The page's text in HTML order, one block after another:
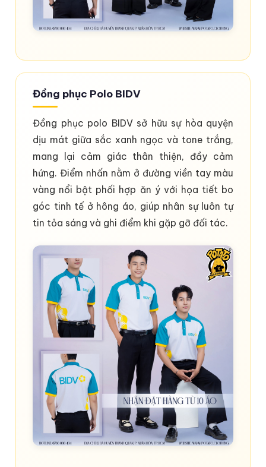
Đồng phục Polo BIDV
Đồng phục polo BIDV sở hữu sự hòa quyện
dịu mát giữa sắc xanh ngọc và tone trắng,
mang lại cảm giác thân thiện, đầy cảm
hứng. Điểm nhấn nằm ở đường viền tay màu
vàng nổi bật phối hợp ăn ý với họa tiết bo
góc tinh tế ở hông áo, giúp nhân sự luôn tự
tin tỏa sáng và ghi điểm khi gặp gỡ đối tác.